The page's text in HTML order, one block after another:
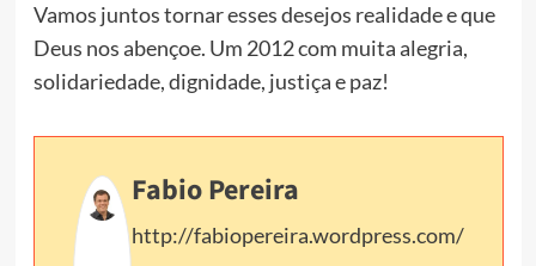
Vamos juntos tornar esses desejos realidade e que
Deus nos abençoe. Um 2012 com muita alegria,
solidariedade, dignidade, justiça e paz!
Fabio Pereira
http://fabiopereira.wordpress.com/